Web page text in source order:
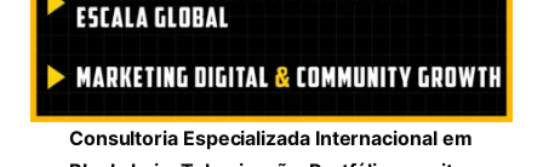
Consultoria Especializada Internacional em